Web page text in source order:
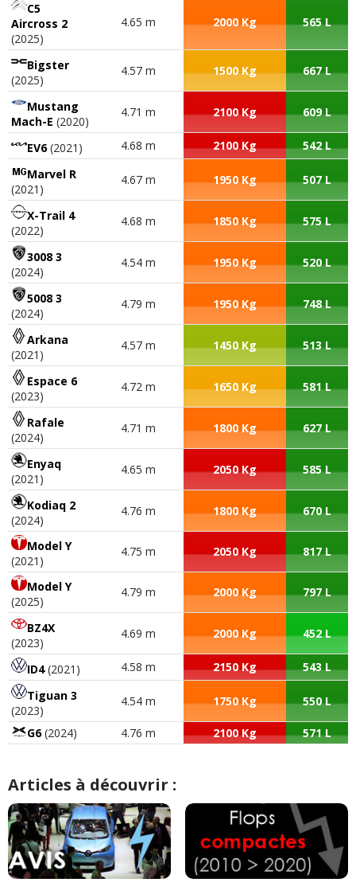
C5
Aircross 2
(2025)
4.65 m 2000 Kg 565 L
Bigster
(2025)
4.57 m 1500 Kg 667 L
Mustang
Mach-E (2020)
4.71 m 2100 Kg 609 L
EV6(2021) 4.68 m 2100 Kg
542 L
Marvel R
(2021)
4.67 m 1950 Kg 507 L
X-Trail 4
(2022)
4.68 m 1850 Kg 575 L
3008 3
(2024)
4.54 m 1950 Kg 520 L
5008 3
(2024)
4.79 m 1950 Kg 748 L
Arkana
(2021)
4.57 m 1450 Kg 513 L
Espace 6
(2023)
4.72 m 1650 Kg 581 L
Rafale
(2024)
4.71 m 1800 Kg 627 L
Enyaq
(2021)
4.65 m 2050 Kg 585 L
Kodiaq 2
(2024)
4.76 m 1800 Kg 670 L
Model Y
(2021)
4.75 m 2050 Kg 817 L
Model Y
(2025)
4.79 m 2000 Kg 797 L
BZ4X
(2023)
4.69 m 2000 Kg 452 L
ID4(2021) 4.58 m 2150 Kg
543 L
Tiguan 3
(2023)
4.54 m 1750 Kg 550 L
G6(2024) 4.76 m 2100 Kg 571 L
Articles à découvrir :